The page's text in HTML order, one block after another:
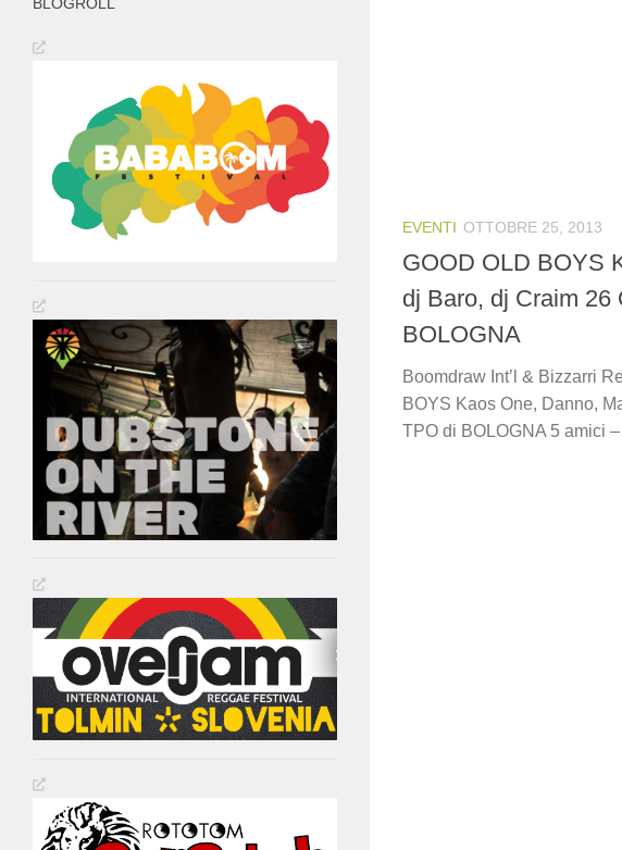
EVENTI OTTOBRE 25, 2013
GOOD OLD BOYS
dj Baro, dj Craim 26
BOLOGNA
Boomdraw Int’l & Bizzarri
BOYS Kaos One, Danno,
TPO di BOLOGNA 5 amici